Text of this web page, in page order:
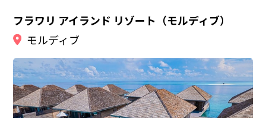
フラワリ アイランド リゾート（モルディブ）
モルディブ